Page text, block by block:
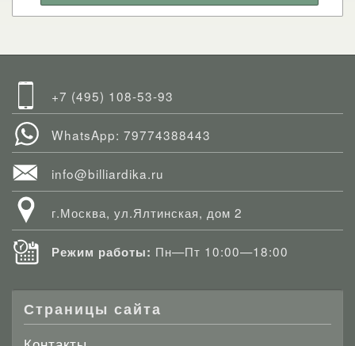
+7 (495) 108-53-93
WhatsApp: 79774388443
info@billiardika.ru
г.Москва, ул.Ялтинская, дом 2
Режим работы: Пн—Пт 10:00—18:00
Страницы сайта